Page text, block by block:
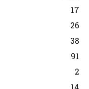
17
26
38
91
2
14